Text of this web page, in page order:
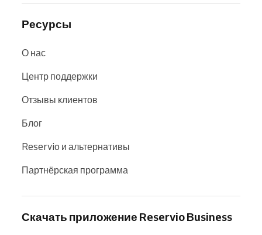
Ресурсы
О нас
Центр поддержки
Отзывы клиентов
Блог
Reservio и альтернативы
Партнёрская программа
Скачать приложение Reservio Business